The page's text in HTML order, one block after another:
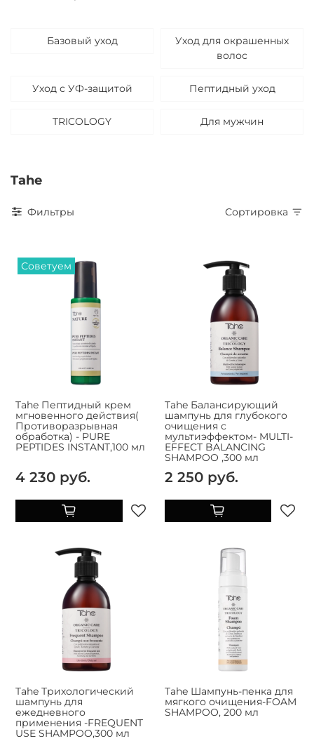
Базовый уход
Уход для окрашенных
волос
Уход с УФ-защитой Пептидный уход
TRICOLOGY Для мужчин
Tahe
Фильтры Сортировка
Советуем
Tahe Пептидный крем
мгновенного действия(
Противоразрывная
обработка) - PURE
PEPTIDES INSTANT,100 мл
4 230 руб.
Tahe Балансирующий
шампунь для глубокого
очищения с
мультиэффектом- MULTI-
EFFECT BALANCING
SHAMPOO ,300 мл
2 250 руб.
Tahe Трихологический
шампунь для
ежедневного
применения -FREQUENT
USE SHAMPOO,300 мл
Tahe Шампунь-пенка для
мягкого очищения-FOAM
SHAMPOO, 200 мл